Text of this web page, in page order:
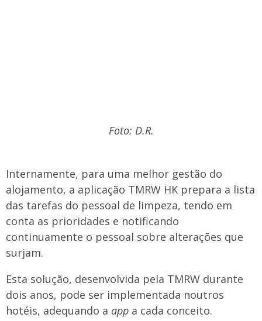
Foto: D.R.
Internamente, para uma melhor gestão do
alojamento, a aplicação TMRW HK prepara a lista
das tarefas do pessoal de limpeza, tendo em
conta as prioridades e notificando
continuamente o pessoal sobre alterações que
surjam.
Esta solução, desenvolvida pela TMRW durante
dois anos, pode ser implementada noutros
hotéis, adequando a app a cada conceito.